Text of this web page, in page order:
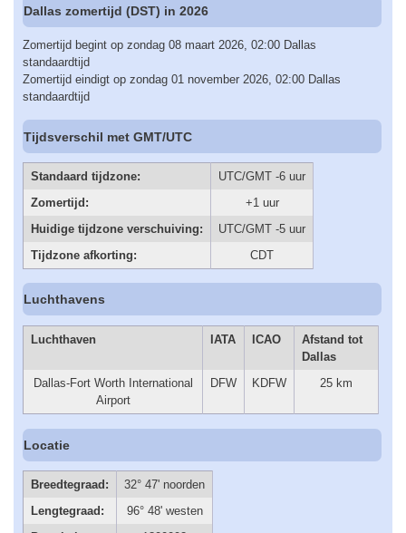
Dallas zomertijd (DST) in 2026
Zomertijd begint op zondag 08 maart 2026, 02:00 Dallas
standaardtijd
Zomertijd eindigt op zondag 01 november 2026, 02:00 Dallas
standaardtijd
Tijdsverschil met GMT/UTC
Standaard tijdzone:
UTC/GMT -6 uur
Zomertijd:
+1 uur
Huidige tijdzone verschuiving:
UTC/GMT -5 uur
Tijdzone afkorting:
CDT
Luchthavens
Luchthaven IATA ICAO
Afstand tot
Dallas
Dallas-Fort Worth International
Airport
DFW KDFW 25 km
Locatie
Breedtegraad:
32° 47' noorden
Lengtegraad:
96° 48' westen